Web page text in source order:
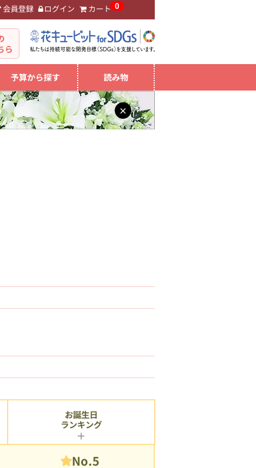
会員登録 ログイン カート 0
ら
予算から探す 読み物
×
No.5
お誕生日
ランキング